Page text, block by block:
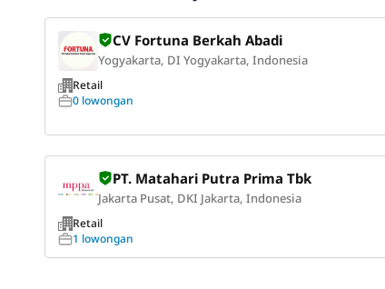
CV Fortuna Berkah Abadi
Yogyakarta, DI Yogyakarta, Indonesia
Retail
0 lowongan
PT. Matahari Putra Prima Tbk
Jakarta Pusat, DKI Jakarta, Indonesia
Retail
1 lowongan